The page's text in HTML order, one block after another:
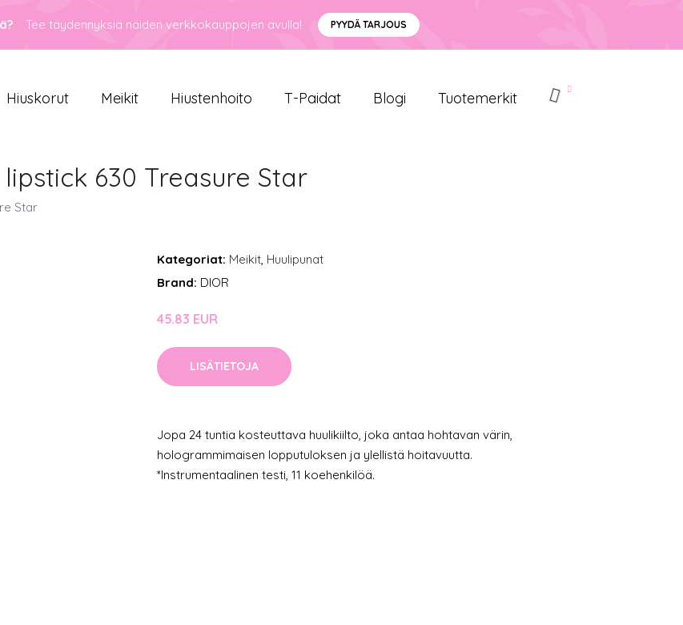
Tee täydennyksiä näiden verkkokauppojen avulla! PYYDÄ TARJOUS
Hiuskorut Meikit Hiustenhoito T-Paidat Blogi Tuotemerkit
630 Treasure Star
Star
Kategoriat: Meikit, Huulipunat
Brand: DIOR
45.83 EUR
LISÄTIETOJA
Jopa 24 tuntia kosteuttava huulikiilto, joka antaa hohtavan värin,
hologrammimaisen lopputuloksen ja ylellistä hoitavuutta.
*Instrumentaalinen testi, 11 koehenkilöä.